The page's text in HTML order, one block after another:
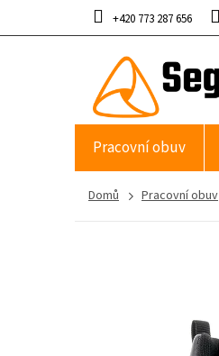
obsah
+420 773 287 656
Pracovní obuv
Domů Pracovní obuv